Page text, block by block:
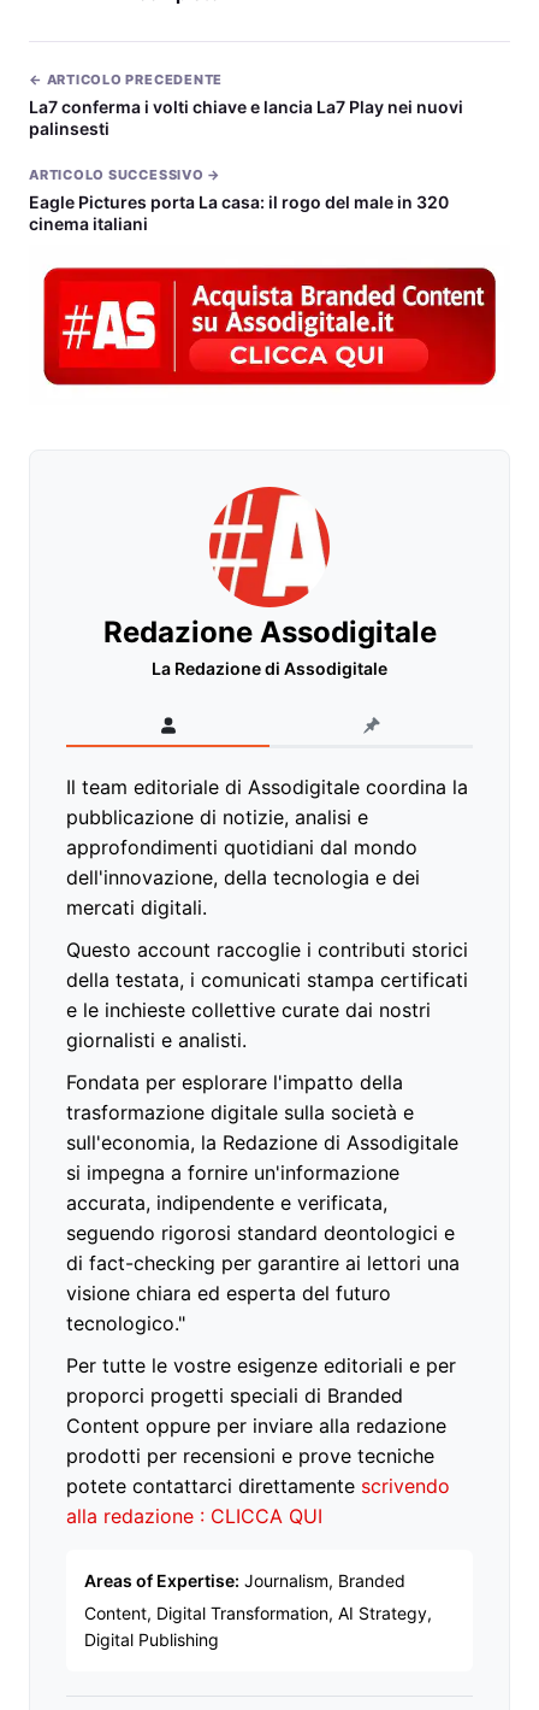
← ARTICOLO PRECEDENTE
La7 conferma i volti chiave e lancia La7 Play nei nuovi
palinsesti
ARTICOLO SUCCESSIVO →
Eagle Pictures porta La casa: il rogo del male in 320
cinema italiani
Redazione Assodigitale
La Redazione di Assodigitale
Il team editoriale di Assodigitale coordina la
pubblicazione di notizie, analisi e
approfondimenti quotidiani dal mondo
dell'innovazione, della tecnologia e dei
mercati digitali.
Questo account raccoglie i contributi storici
della testata, i comunicati stampa certificati
e le inchieste collettive curate dai nostri
giornalisti e analisti.
Fondata per esplorare l'impatto della
trasformazione digitale sulla società e
sull'economia, la Redazione di Assodigitale
si impegna a fornire un'informazione
accurata, indipendente e verificata,
seguendo rigorosi standard deontologici e
di fact-checking per garantire ai lettori una
visione chiara ed esperta del futuro
tecnologico."
Per tutte le vostre esigenze editoriali e per
proporci progetti speciali di Branded
Content oppure per inviare alla redazione
prodotti per recensioni e prove tecniche
potete contattarci direttamente scrivendo
alla redazione : CLICCA QUI
Areas of Expertise: Journalism, Branded
Content, Digital Transformation, AI Strategy,
Digital Publishing